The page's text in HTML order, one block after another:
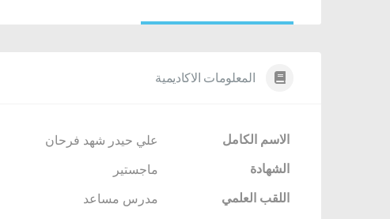
المعلومات الاكاديمية
الاسم الكامل علي حيدر شهد فرحان
الشهادة ماجستير
اللقب العلمي مدرس مساعد